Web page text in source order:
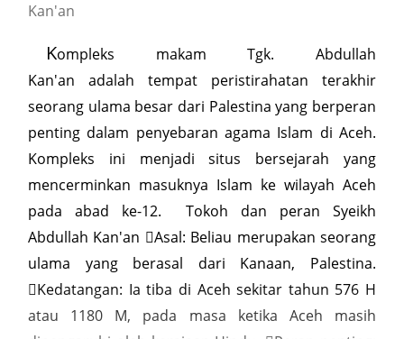
Kan'an
Kompleks makam Tgk. Abdullah
Kan'an adalah tempat peristirahatan terakhir
seorang ulama besar dari Palestina yang berperan
penting dalam penyebaran agama Islam di Aceh.
Kompleks ini menjadi situs bersejarah yang
mencerminkan masuknya Islam ke wilayah Aceh
pada abad ke-12. Tokoh dan peran Syeikh
Abdullah Kan'an Asal: Beliau merupakan seorang
ulama yang berasal dari Kanaan, Palestina.
Kedatangan: Ia tiba di Aceh sekitar tahun 576 H
atau 1180 M, pada masa ketika Aceh masih